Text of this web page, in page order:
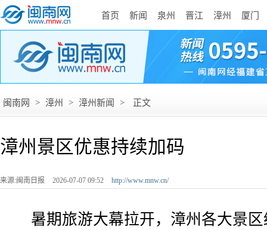
首页 新闻 泉州 晋江 漳州 厦门
闽南网 > 漳州 > 漳州新闻 > 正文
漳州景区优惠持续加码
来源:闽南日报 2026-07-07 09:52 http://www.mnw.cn/
暑期旅游大幕拉开，漳州各大景区